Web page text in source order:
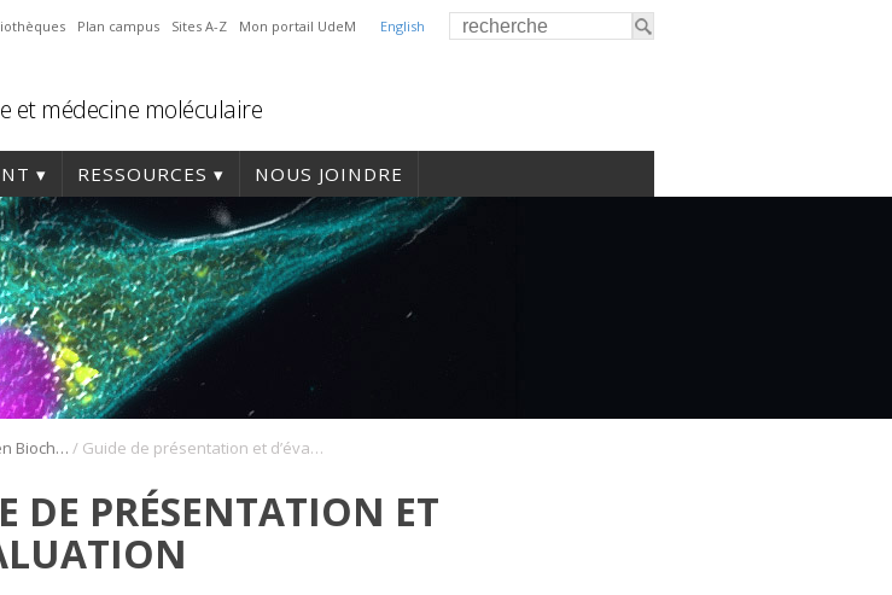
English
Plan campus Sites A-Z Mon portail UdeM
et médecine moléculaire
RESSOURCES NOUS JOINDRE
Cycles supérieurs en Biochimie / Guide de présentation et d’évaluation
DE PRÉSENTATION ET